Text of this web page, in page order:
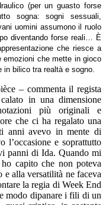
(per un guasto forse
sogna: sogni sessuali,
uomini assumono il ruolo
diventando forse reali…
È
che riesce a
emozioni che mette in gioco
bilico tra realtà e sogno.
– commenta il regista
in una dimensione
più originali e
che ci ha regalato una
anni avevo in mente di
l’occasione e soprattutto
panni di Ida. Quando mi
capito che non poteva
e alla versatilità ne faceva
la regia di Week End
modo dipanare i fili di un